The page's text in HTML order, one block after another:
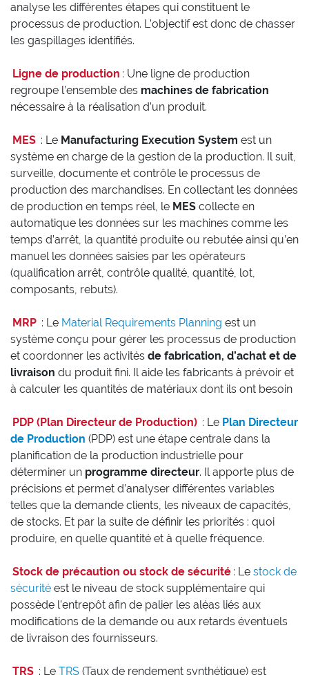
analyse les différentes étapes qui constituent le
processus de production. L’objectif est donc de chasser
les gaspillages identifiés.
Ligne de production : Une ligne de production
regroupe l’ensemble des machines de fabrication
nécessaire à la réalisation d’un produit.
MES : Le Manufacturing Execution System est un
système en charge de la gestion de la production. Il suit,
surveille, documente et contrôle le processus de
production des marchandises. En collectant les données
de production en temps réel, le MES collecte en
automatique les données sur les machines comme les
temps d’arrêt, la quantité produite ou rebutée ainsi qu’en
manuel les données saisies par les opérateurs
(qualification arrêt, contrôle qualité, quantité, lot,
composants, rebuts).
MRP : Le Material Requirements Planning est un
système conçu pour gérer les processus de production
et coordonner les activités de fabrication, d’achat et de
livraison du produit fini. Il aide les fabricants à prévoir et
à calculer les quantités de matériaux dont ils ont besoin
PDP (Plan Directeur de Production) : Le Plan Directeur
de Production (PDP) est une étape centrale dans la
planification de la production industrielle pour
déterminer un programme directeur. Il apporte plus de
précisions et permet d’analyser différentes variables
telles que la demande clients, les niveaux de capacités,
de stocks. Et par la suite de définir les priorités : quoi
produire, en quelle quantité et à quelle fréquence.
Stock de précaution ou stock de sécurité : Le stock de
sécurité est le niveau de stock supplémentaire qui
possède l’entrepôt afin de palier les aléas liés aux
modifications de la demande ou aux retards éventuels
de livraison des fournisseurs.
TRS : LeTRS (Taux de rendement synthétique) est